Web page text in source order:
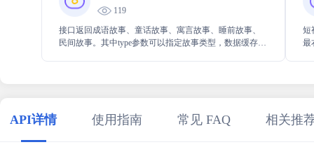
119
接口返回成语故事、童话故事、寓言故事、睡前故事、
民间故事。其中type参数可以指定故事类型，数据缓存60
短
最
API详情 使用指南 常见 FAQ 相关推